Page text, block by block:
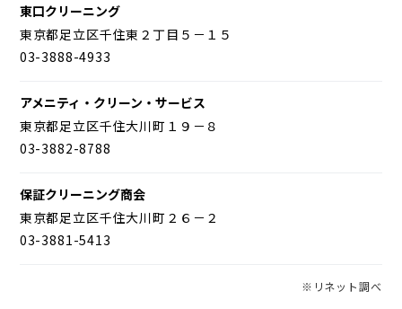
東口クリーニング
東京都足立区千住東２丁目５－１５
03-3888-4933
アメニティ・クリーン・サービス
東京都足立区千住大川町１９－８
03-3882-8788
保証クリーニング商会
東京都足立区千住大川町２６－２
03-3881-5413
※リネット調べ